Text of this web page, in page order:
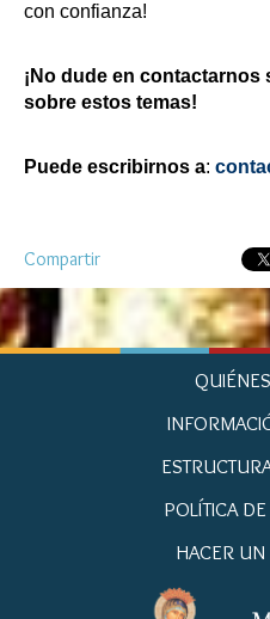
con confianza!
¡No dude en
sobre estos temas!
Puede escribirnos a:
Compartir
POLÍTICA
HACER